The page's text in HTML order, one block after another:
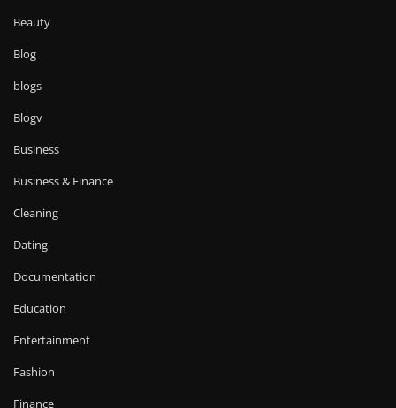
Beauty
Blog
blogs
Blogv
Business
Business & Finance
Cleaning
Dating
Documentation
Education
Entertainment
Fashion
Finance